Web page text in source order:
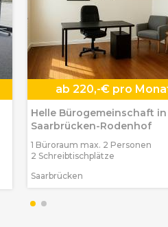
ab 220,-€ pro
Helle Bürogemeinschaft in
Saarbrücken-Rodenhof
1 Büroraum max. 2 Personen
2 Schreibtischplätze
Saarbrücken